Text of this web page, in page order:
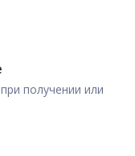
получении или